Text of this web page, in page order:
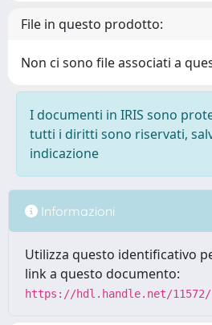
File in questo prodotto:
Non ci sono file associati a
I documenti in IRIS sono
tutti i diritti sono riservati,
indicazione
Informazioni
Utilizza questo identificativo
link a questo documento:
https://hdl.handle.net/11572/